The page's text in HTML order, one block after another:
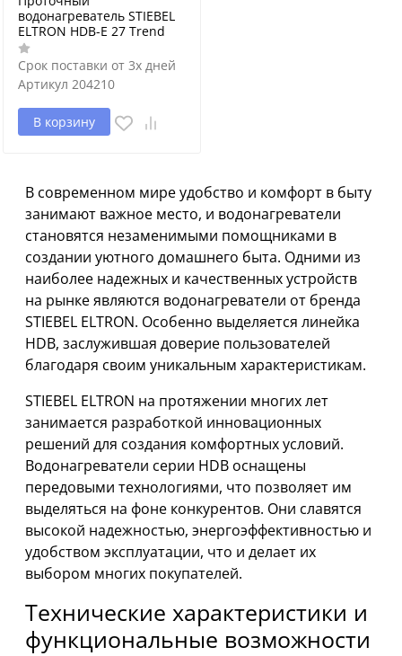
водонагреватель STIEBEL
ELTRON HDB-E 27 Trend
Срок поставки от 3х дней
Артикул 204210
В корзину
В современном мире удобство и комфорт в быту
занимают важное место, и водонагреватели
становятся незаменимыми помощниками в
создании уютного домашнего быта. Одними из
наиболее надежных и качественных устройств
на рынке являются водонагреватели от бренда
STIEBEL ELTRON. Особенно выделяется линейка
HDB, заслужившая доверие пользователей
благодаря своим уникальным характеристикам.
STIEBEL ELTRON на протяжении многих лет
занимается разработкой инновационных
решений для создания комфортных условий.
Водонагреватели серии HDB оснащены
передовыми технологиями, что позволяет им
выделяться на фоне конкурентов. Они славятся
высокой надежностью, энергоэффективностью и
удобством эксплуатации, что и делает их
выбором многих покупателей.
Технические характеристики и
функциональные возможности